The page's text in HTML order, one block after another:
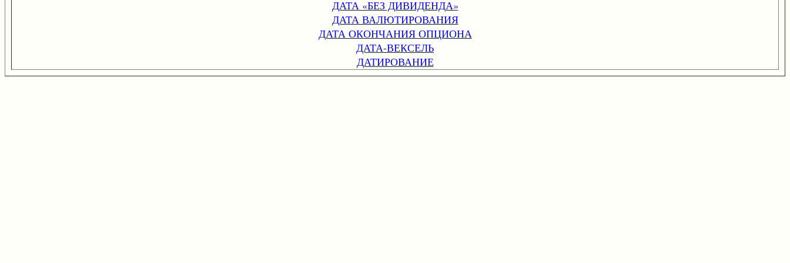
ДАТА «БЕЗ ДИВИДЕНДА»
ДАТА ВАЛЮТИРОВАНИЯ
ДАТА ОКОНЧАНИЯ ОПЦИОНА
ДАТА-ВЕКСЕЛЬ
ДАТИРОВАНИЕ